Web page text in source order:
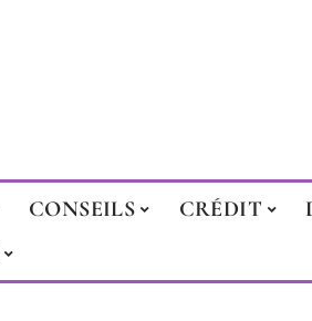
CONSEILS CRÉDIT